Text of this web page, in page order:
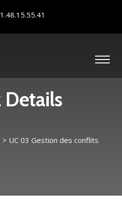
> UC 03 Gestion des conflits